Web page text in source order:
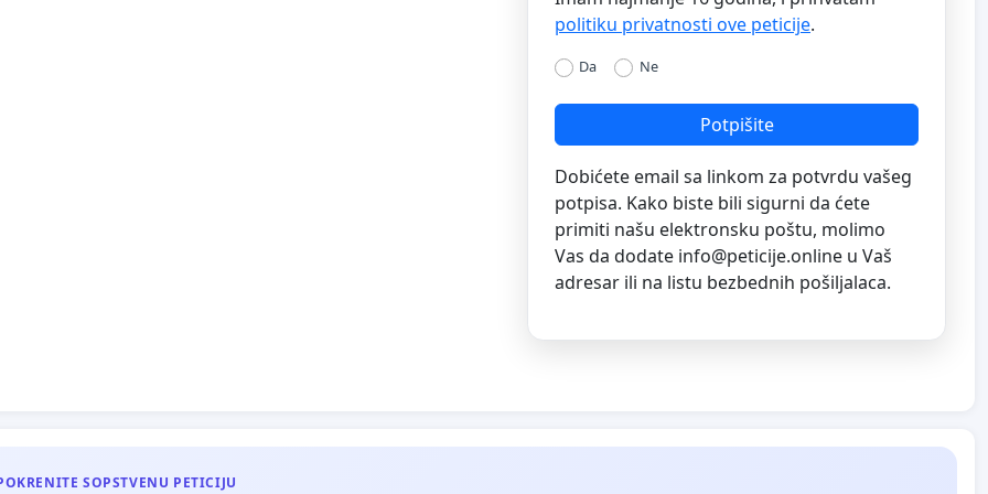
politiku privatnosti ove peticije.
Da Ne
Potpišite
Dobićete email sa linkom za potvrdu vašeg
potpisa. Kako biste bili sigurni da ćete
primiti našu elektronsku poštu, molimo
Vas da dodate info@peticije.online u Vaš
adresar ili na listu bezbednih pošiljalaca.
SOPSTVENU PETICIJU